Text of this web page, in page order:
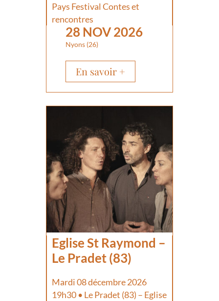
Pays Festival Contes et
rencontres
28 NOV 2026
Nyons (26)
En savoir +
Eglise St Raymond –
Le Pradet (83)
Mardi 08 décembre 2026
19h30 • Le Pradet (83) – Eglise